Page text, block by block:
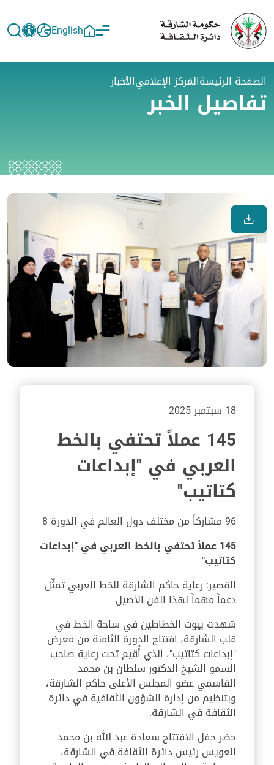
English
الصفحة الرئيسةالمركز الإعلاميالأخبار
تفاصيل الخبر
18 سبتمبر 2025
145 عملاً تحتفي بالخط
العربي في "إبداعات
كتاتيب"
96 مشاركاً من مختلف دول العالم في الدورة 8
145 عملاً تحتفي بالخط العربي في "إبداعات
كتاتيب"
القصير: رعاية حاكم الشارقة للخط العربي تمثّل
دعماً مهماً لهذا الفن الأصيل
شهدت بيوت الخطاطين في ساحة الخط في
قلب الشارقة، افتتاح الدورة الثامنة من معرض
"إبداعات كتاتيب"، الذي أُقيم تحت رعاية صاحب
السمو الشيخ الدكتور سلطان بن محمد
القاسمي عضو المجلس الأعلى حاكم الشارقة،
وبتنظيم من إدارة الشؤون الثقافية في دائرة
الثقافة في الشارقة.
حضر حفل الافتتاح سعادة عبد الله بن محمد
العويس رئيس دائرة الثقافة في الشارقة،